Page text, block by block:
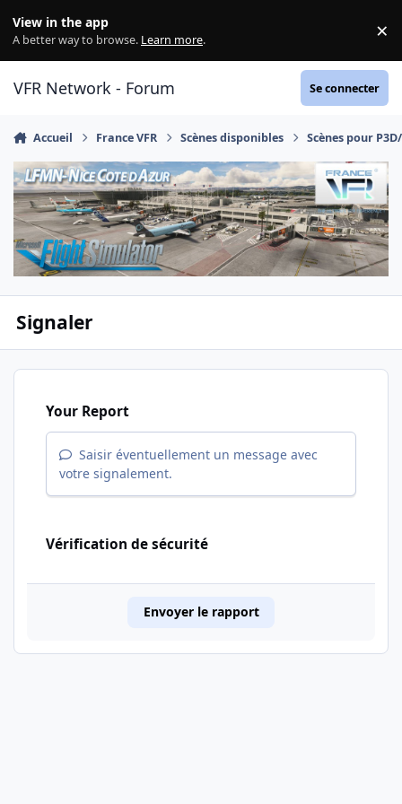
View in the app
A better way to browse. Learn more. ×
VFR Network - Forum Se connecter
Accueil France VFR Scènes disponibles Scènes pour
Signaler
Your Report
Saisir éventuellement un message avec
votre signalement.
Vérification de sécurité
Envoyer le rapport